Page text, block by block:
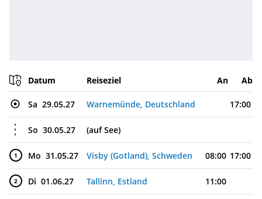
Datum Reiseziel An Ab
Sa 29.05.27 Warnemünde, Deutschland 17:00
So 30.05.27 (auf See)
1 Mo 31.05.27 Visby (Gotland), Schweden 08:00 17:00
2 Di 01.06.27 Tallinn, Estland 11:00